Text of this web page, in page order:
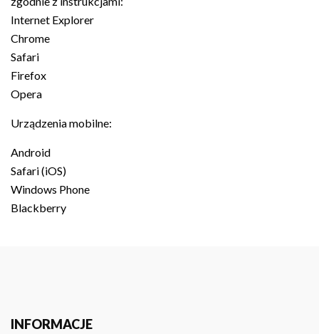
Internet Explorer
Chrome
Safari
Firefox
Opera
Urządzenia mobilne:
Android
Safari (iOS)
Windows Phone
Blackberry
INFORMACJE